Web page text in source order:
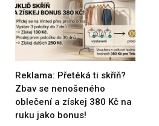
Reklama: Přetéká ti skříň?
Zbav se nenošeného
oblečení a získej 380 Kč na
ruku jako bonus!